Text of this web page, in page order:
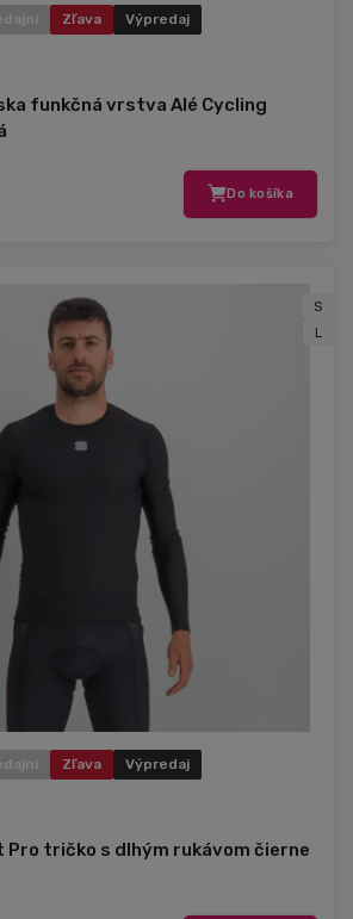
Zľava Výpredaj
funkčná vrstva Alé Cycling
Do košíka
S
L
Zľava Výpredaj
tričko s dlhým rukávom čierne